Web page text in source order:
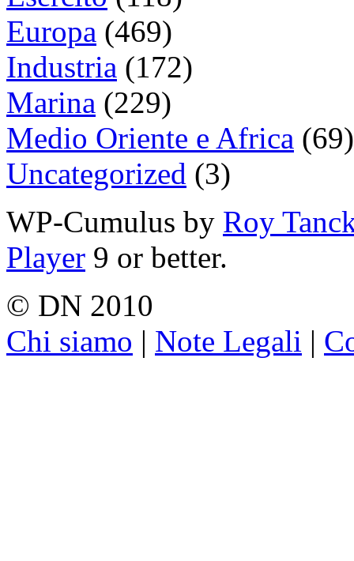
Europa (469)
Industria (172)
Marina (229)
Medio Oriente e Africa (69)
Uncategorized (3)
WP-Cumulus by Roy
Player 9 or better.
© DN 2010
Chi siamo | Note Legali |